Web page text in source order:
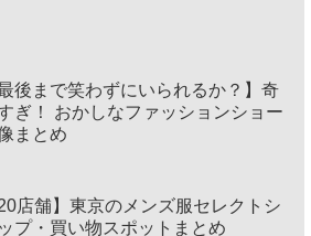
最後まで笑わずにいられるか？】奇
ぎ！ おかしなファッションショー
まとめ
20店舗】東京のメンズ服セレクトシ
プ・買い物スポットまとめ